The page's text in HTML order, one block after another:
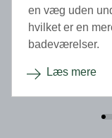
en væg uden
hvilket er en
badeværelser.
Læs mere